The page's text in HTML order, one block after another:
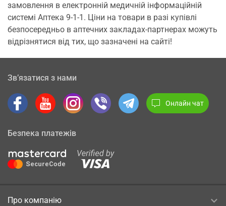
замовлення в електронній медичній інформаційній
системі Аптека 9-1-1. Ціни на товари в разі купівлі
безпосередньо в аптечних закладах-партнерах можуть
відрізнятися від тих, що зазначені на сайті!
Зв’язатися з нами
Онлайн чат
Безпека платежів
Про компанію